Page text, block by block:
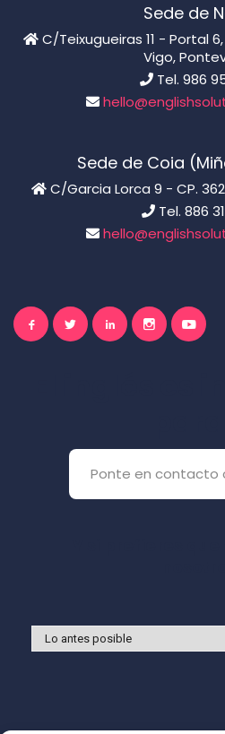
Sede de
C/Teixugueiras 11 - Portal
Vigo,
Tel. 986
Sede de Coia
C/Garcia Lorca 9 - CP.
Tel. 886
Ponte en contacto